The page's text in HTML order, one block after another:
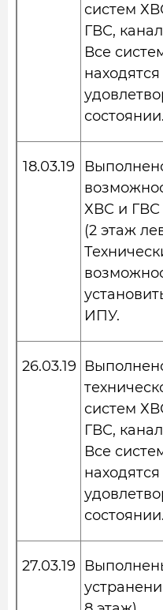
систем
ГВС,
Все
находятся
состоянии.
18.03.19
ХВС и ГВС
(2 этаж
ИПУ.
26.03.19
систем
ГВС,
Все
находятся
состоянии.
27.03.19